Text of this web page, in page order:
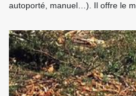
autoporté, manuel…). Il offre le